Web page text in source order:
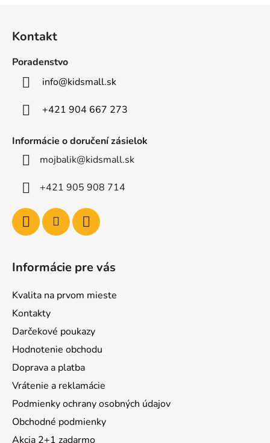
Kontakt
Poradenstvo
info@kidsmall.sk
+421 904 667 273
Informácie o doručení zásielok
mojbalik@kidsmall.sk
+421 905 908 714
Informácie pre vás
Kvalita na prvom mieste
Kontakty
Darčekové poukazy
Hodnotenie obchodu
Doprava a platba
Vrátenie a reklamácie
Podmienky ochrany osobných údajov
Obchodné podmienky
Akcia 2+1 zadarmo